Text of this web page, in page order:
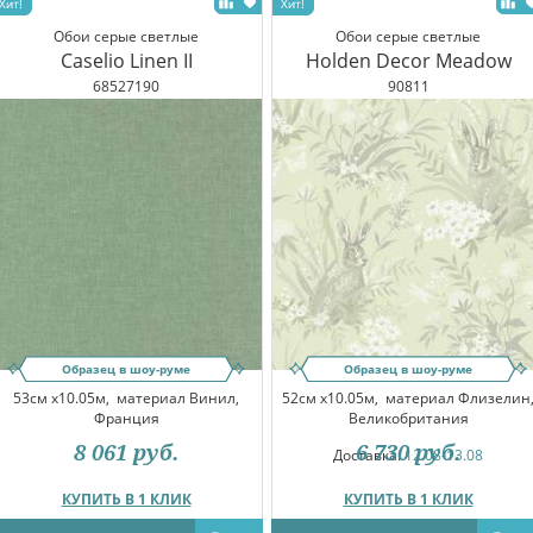
Обои серые светлые
Caselio Linen II
68527190
Образец в шоу-руме
53см x10.05м, материал Винил,
Франция
КУПИТЬ В 1 КЛИК
8 061 руб.
Обои серые светлые
Holden Decor Meadow
90811
Образец в шоу-руме
52см x10.05м, материал Флизелин,
Великобритания
Доставка:12.08-13.08
КУПИТЬ В 1 КЛИК
6 730 руб.